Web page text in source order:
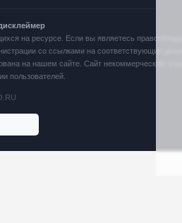
на ресурсе. Если вы являетесь
со ссылками на соответствующие
на нашем сайте. Сайт некоммерческий, и
пользователей.